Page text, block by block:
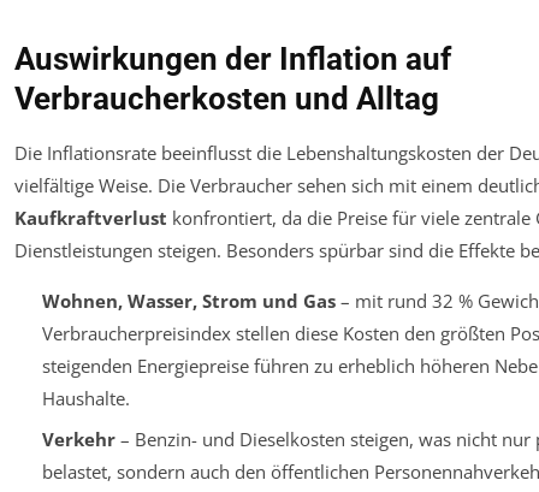
Auswirkungen der Inflation auf
Verbraucherkosten und Alltag
Die Inflationsrate beeinflusst die Lebenshaltungskosten der
vielfältige Weise. Die Verbraucher sehen sich mit einem
Kaufkraftverlust konfrontiert, da die Preise für viele zentrale
Dienstleistungen steigen. Besonders spürbar sind die Effekte
Wohnen, Wasser, Strom und Gas– mit rund 32 %
Verbraucherpreisindex stellen diese Kosten den größten
steigenden Energiepreise führen zu erheblich höheren
Haushalte.
Verkehr– Benzin- und Dieselkosten steigen, was nicht nur
belastet, sondern auch den öffentlichen